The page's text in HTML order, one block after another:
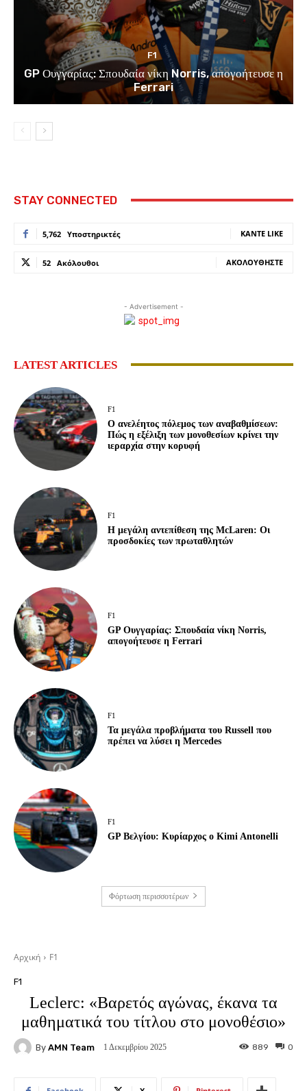
F1
GP Ουγγαρίας: Σπουδαία νίκη Norris, απογοήτευσε η
Ferrari
STAY CONNECTED
5,762 Υποστηρικτές ΚΆΝΤΕ LIKE
52 Ακόλουθοι ΑΚΟΛΟΥΘΉΣΤΕ
- Advertisement -
LATEST ARTICLES
F1
Ο ανελέητος πόλεμος των αναβαθμίσεων:
Πώς η εξέλιξη των μονοθεσίων κρίνει την
ιεραρχία στην κορυφή
F1
Η μεγάλη αντεπίθεση της McLaren: Οι
προσδοκίες των πρωταθλητών
F1
GP Ουγγαρίας: Σπουδαία νίκη Norris,
απογοήτευσε η Ferrari
F1
Τα μεγάλα προβλήματα του Russell που
πρέπει να λύσει η Mercedes
F1
GP Βελγίου: Κυρίαρχος ο Kimi Antonelli
Φόρτωση περισσοτέρων